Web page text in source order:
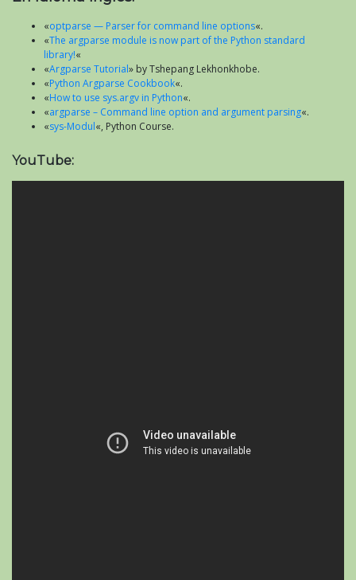
«optparse — Parser for command line options«.
«The argparse module is now part of the Python standard
library!«
«Argparse Tutorial» by Tshepang Lekhonkhobe.
«Python Argparse Cookbook«.
«How to use sys.argv in Python«.
«argparse – Command line option and argument parsing«.
«sys-Modul«, Python Course.
YouTube: